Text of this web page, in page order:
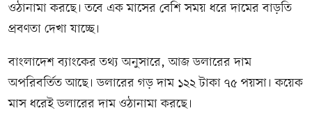
ওঠানামা করছে। তবে এক মাসের বেশি সময় ধরে দামের বাড়তি
প্রবণতা দেখা যাচ্ছে।
বাংলাদেশ ব্যাংকের তথ্য অনুসারে, আজ ডলারের দাম
অপরিবর্তিত আছে। ডলারের গড় দাম ১২২ টাকা ৭৫ পয়সা। কয়েক
মাস ধরেই ডলারের দাম ওঠানামা করছে।